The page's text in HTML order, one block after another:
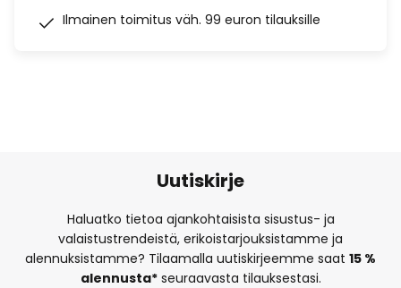
Ilmainen toimitus väh. 99 euron tilauksille
Uutiskirje
Haluatko tietoa ajankohtaisista sisustus- ja
valaistustrendeistä, erikoistarjouksistamme ja
alennuksistamme? Tilaamalla uutiskirjeemme saat 15 %
alennusta*seuraavasta tilauksestasi.